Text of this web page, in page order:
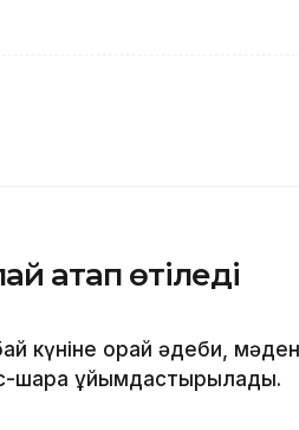
атап өтіледі
күніне орай әдеби,
шара ұйымдастырылады.